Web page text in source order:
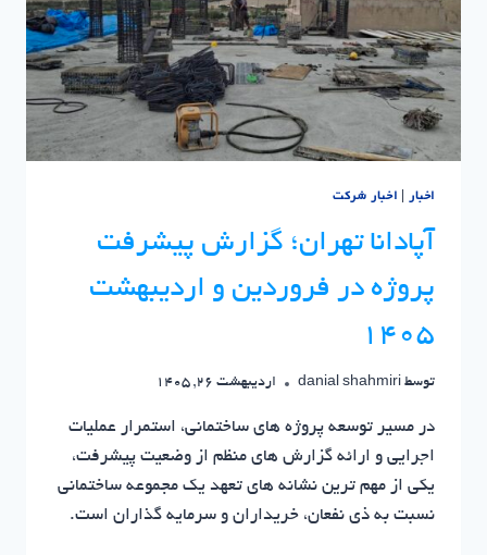
اخبار اخبار شرکت
آپادانا تهران؛ گزارش پیشرفت
پروژه در فروردین و اردیبهشت
۱۴۰۵
توسط danial shahmiri اردیبهشت 26, 1405
در مسیر توسعه پروژه های ساختمانی، استمرار عملیات
اجرایی و ارائه گزارش های منظم از وضعیت پیشرفت،
یکی از مهم ترین نشانه های تعهد یک مجموعه ساختمانی
نسبت به ذی نفعان، خریداران و سرمایه گذاران است.